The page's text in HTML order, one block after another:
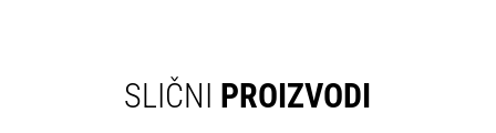
SLIČNI PROIZVODI